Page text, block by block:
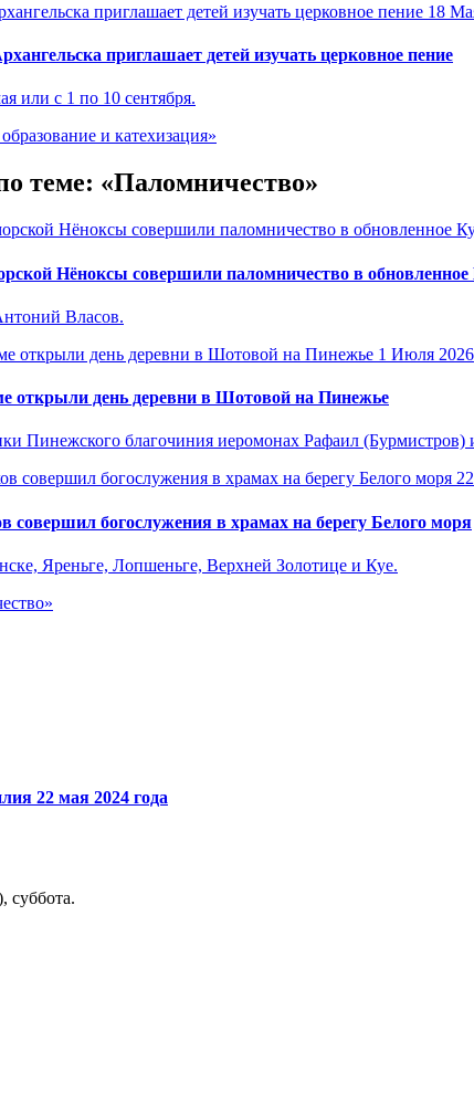
18
приглашает детей изучать церковное пение
или с 1 по 10 сентября.
и катехизация»
теме: «Паломничество»
Нёноксы совершили паломничество в обновленное
Власов.
1 Июля 2026
открыли день деревни в Шотовой на Пинежье
Пинежского благочиния иеромонах Рафаил
богослужения в храмах на берегу Белого моря
Яреньге, Лопшеньге, Верхней Золотице и Куе.
22 мая 2024 года
суббота.